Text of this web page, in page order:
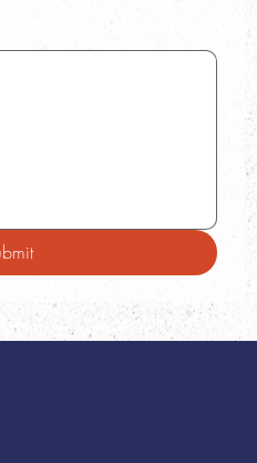
a mouse or touchpad. For keyboard